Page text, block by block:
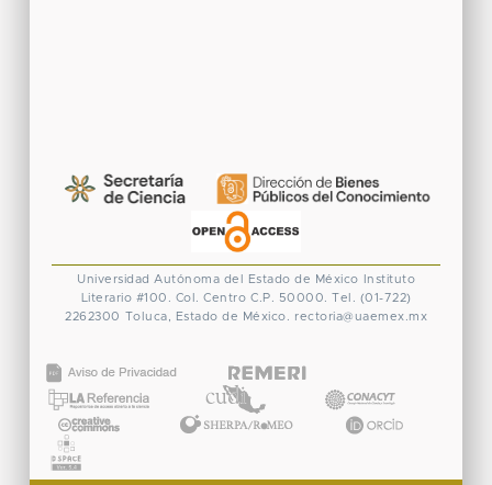
Universidad Autónoma del Estado de México
Instituto
Literario #100. Col. Centro C.P. 50000. Tel. (01-722)
2262300 Toluca, Estado de México. rectoria@uaemex.mx